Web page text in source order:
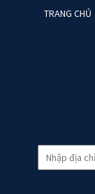
TRANG CHỦ